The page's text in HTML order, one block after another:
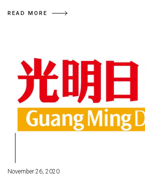
READ MORE
November 26, 2020